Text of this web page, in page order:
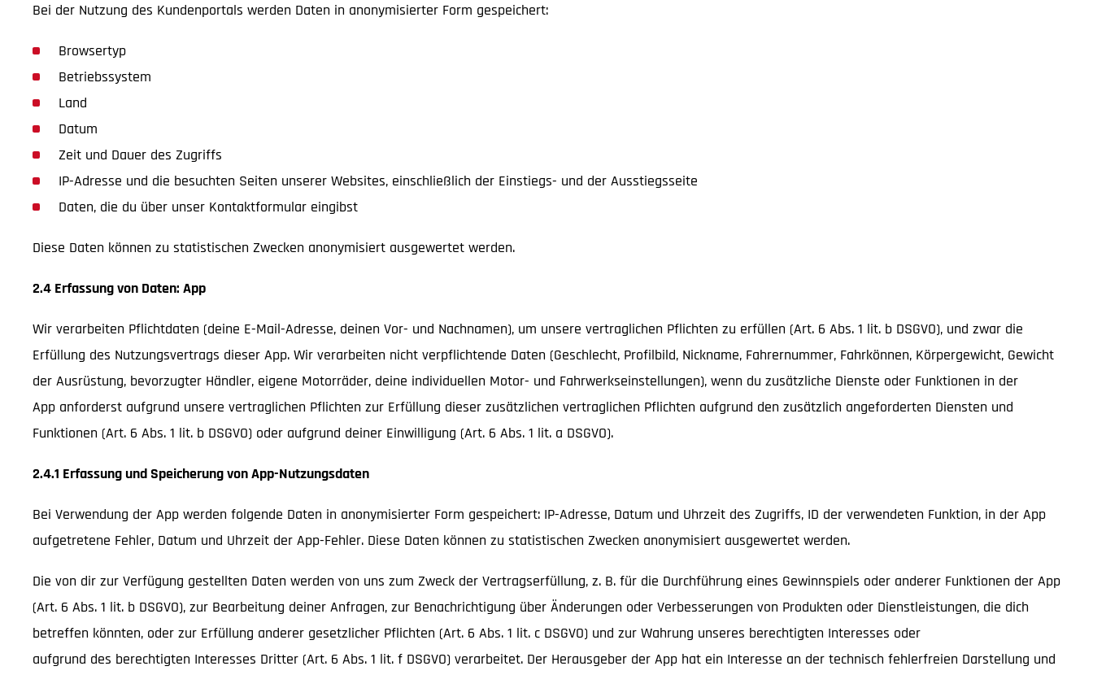
Bei der Nutzung des Kundenportals werden Daten in anonymisierter Form gespeichert:
Browsertyp
Betriebssystem
Land
Datum
Zeit und Dauer des Zugriffs
IP-Adresse und die besuchten Seiten unserer Websites, einschließlich der Einstiegs- und der Ausstiegsseite
Daten, die du über unser Kontaktformular eingibst
Diese Daten können zu statistischen Zwecken anonymisiert ausgewertet werden.
2.4 Erfassung von Daten: App
Wir verarbeiten Pflichtdaten (deine E-Mail-Adresse, deinen Vor- und Nachnamen), um unsere vertraglichen Pflichten zu erfüllen (Art. 6 Abs. 1 lit. b DSGVO), und zwar die
Erfüllung des Nutzungsvertrags dieser App. Wir verarbeiten nicht verpflichtende Daten (Geschlecht, Profilbild, Nickname, Fahrernummer, Fahrkönnen, Körpergewicht, Gewicht
der Ausrüstung, bevorzugter Händler, eigene Motorräder, deine individuellen Motor- und Fahrwerkseinstellungen), wenn du zusätzliche Dienste oder Funktionen in der
App anforderst aufgrund unsere vertraglichen Pflichten zur Erfüllung dieser zusätzlichen vertraglichen Pflichten aufgrund den zusätzlich angeforderten Diensten und
Funktionen (Art. 6 Abs. 1 lit. b DSGVO) oder aufgrund deiner Einwilligung (Art. 6 Abs. 1 lit. a DSGVO).
2.4.1 Erfassung und Speicherung von App-Nutzungsdaten
Bei Verwendung der App werden folgende Daten in anonymisierter Form gespeichert: IP-Adresse, Datum und Uhrzeit des Zugriffs, ID der verwendeten Funktion, in der App
aufgetretene Fehler, Datum und Uhrzeit der App-Fehler. Diese Daten können zu statistischen Zwecken anonymisiert ausgewertet werden.
Die von dir zur Verfügung gestellten Daten werden von uns zum Zweck der Vertragserfüllung, z. B. für die Durchführung eines Gewinnspiels oder anderer Funktionen der App
(Art. 6 Abs. 1 lit. b DSGVO), zur Bearbeitung deiner Anfragen, zur Benachrichtigung über Änderungen oder Verbesserungen von Produkten oder Dienstleistungen, die dich
betreffen könnten, oder zur Erfüllung anderer gesetzlicher Pflichten (Art. 6 Abs. 1 lit. c DSGVO) und zur Wahrung unseres berechtigten Interesses oder
aufgrund des berechtigten Interesses Dritter (Art. 6 Abs. 1 lit. f DSGVO) verarbeitet. Der Herausgeber der App hat ein Interesse an der technisch fehlerfreien Darstellung und